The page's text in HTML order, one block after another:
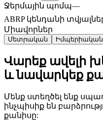
Ջերմային պոմպ—
ABRP կենդանի
Միավորներ
Մետրական Իմպերիական
Վարեք ավելի
և նավարկեք
Մենք ստեղծել ենք
ինչպիսիք են
քանիսը: